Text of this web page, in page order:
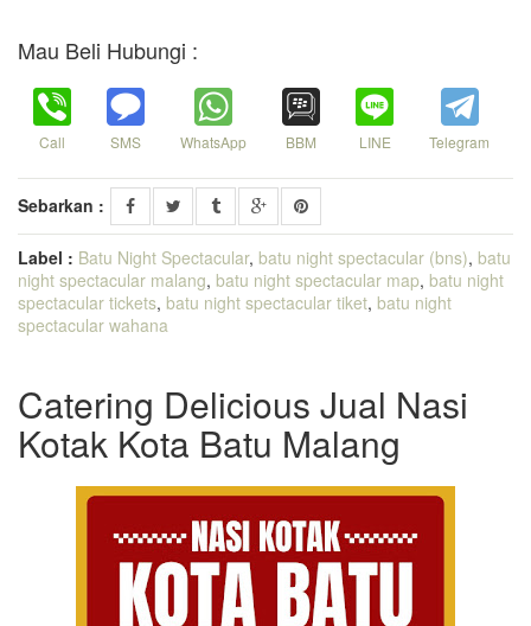
Mau Beli Hubungi :
Call SMS WhatsApp BBM LINE Telegram
Sebarkan :
Label : Batu Night Spectacular, batu night spectacular (bns), batu
night spectacular malang, batu night spectacular map, batu night
spectacular tickets, batu night spectacular tiket, batu night
spectacular wahana
Catering Delicious Jual Nasi
Kotak Kota Batu Malang